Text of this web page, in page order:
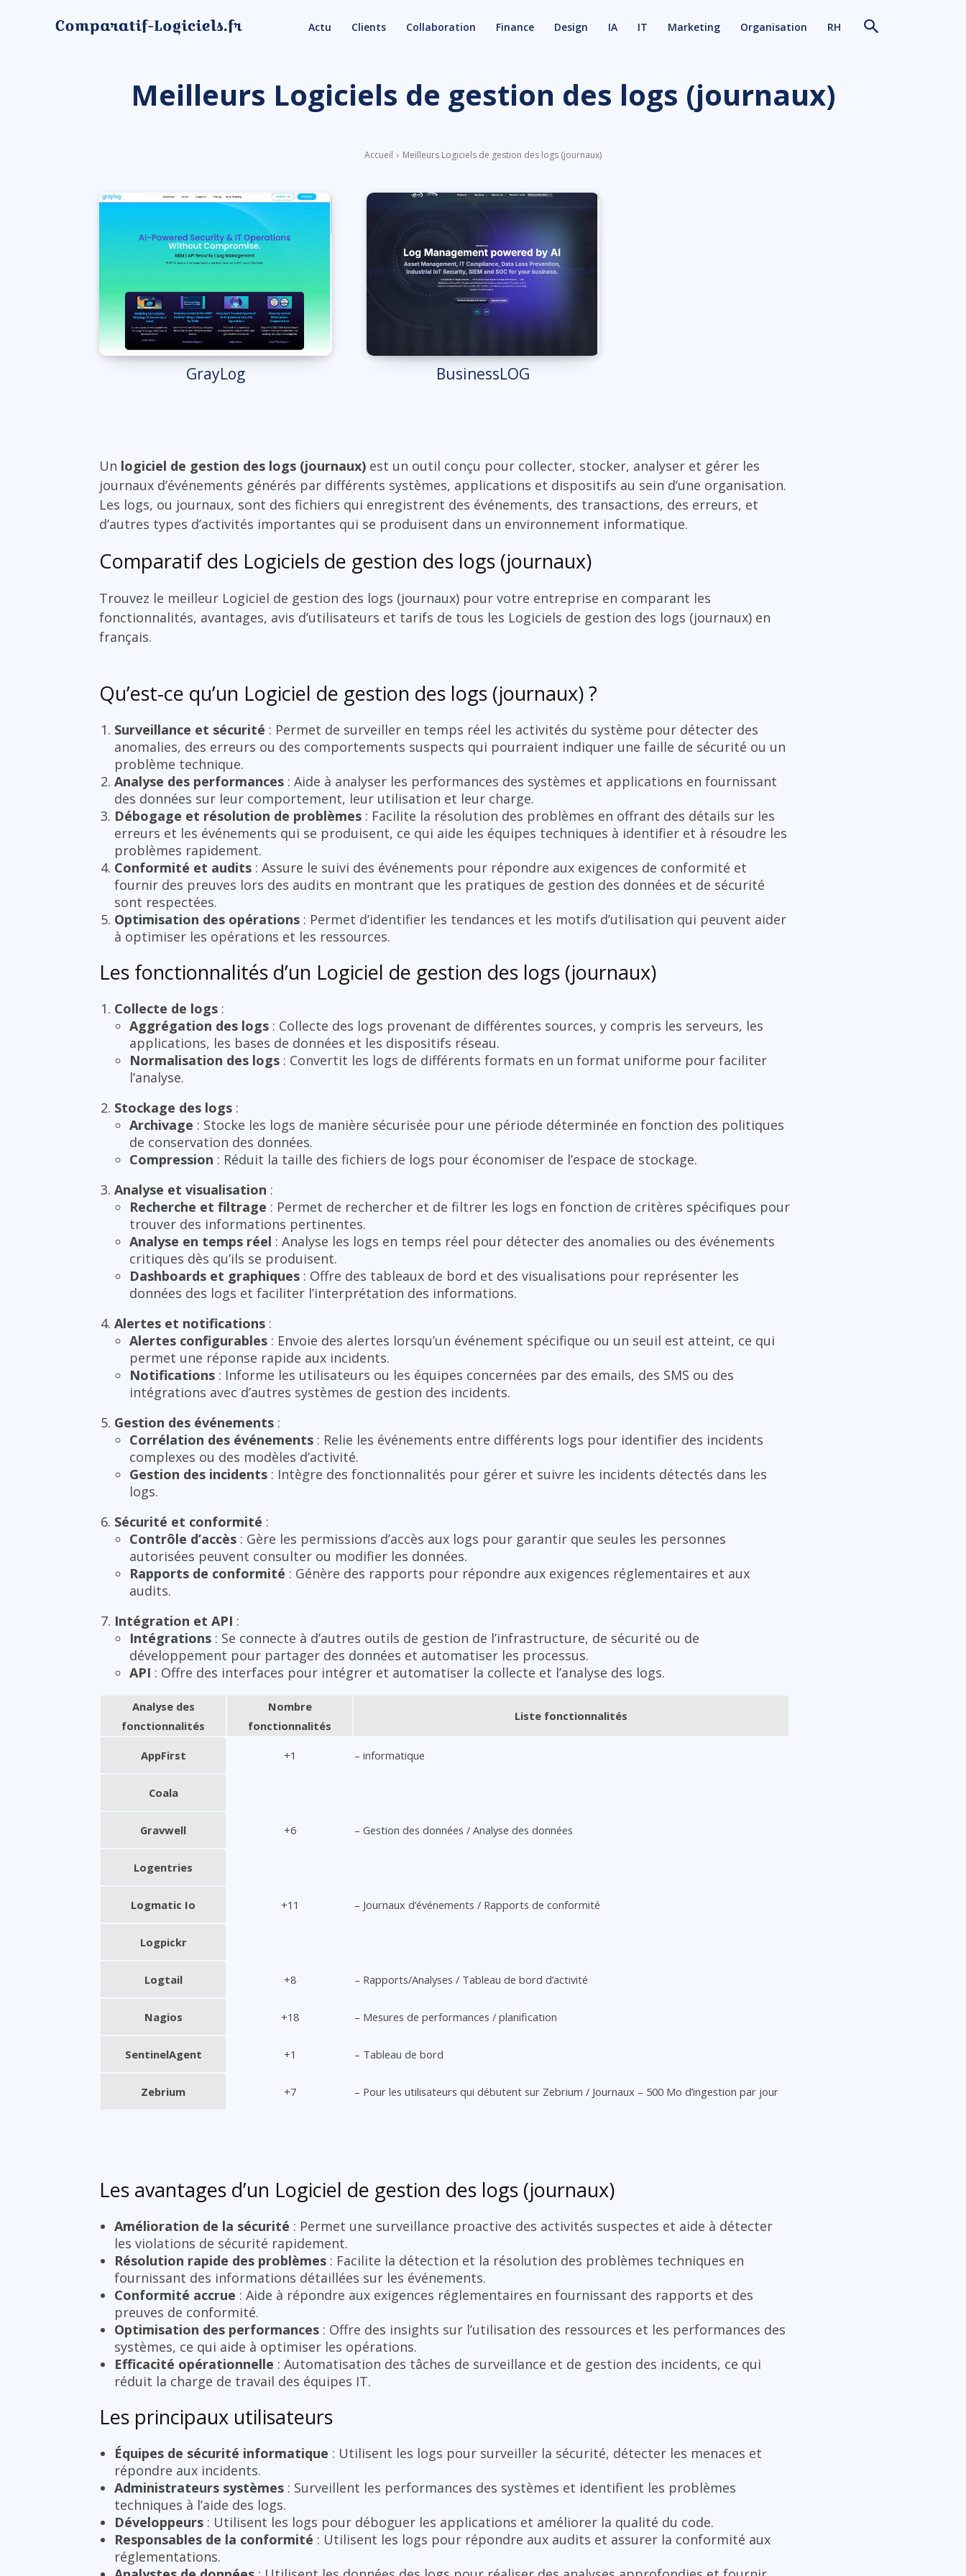
Actu Clients Collaboration Finance Design IA IT Marketing Organisation RH
Meilleurs Logiciels de gestion des logs (journaux)
Accueil Meilleurs Logiciels de gestion des logs (journaux)
GrayLog BusinessLOG
Un logiciel de gestion des logs (journaux) est un outil conçu pour collecter, stocker, analyser et gérer les
journaux d’événements générés par différents systèmes, applications et dispositifs au sein d’une organisation.
Les logs, ou journaux, sont des fichiers qui enregistrent des événements, des transactions, des erreurs, et
d’autres types d’activités importantes qui se produisent dans un environnement informatique.
Comparatif des Logiciels de gestion des logs (journaux)
Trouvez le meilleur Logiciel de gestion des logs (journaux) pour votre entreprise en comparant les
fonctionnalités, avantages, avis d’utilisateurs et tarifs de tous les Logiciels de gestion des logs (journaux) en
français.
Qu’est-ce qu’un Logiciel de gestion des logs (journaux) ?
Surveillance et sécurité : Permet de surveiller en temps réel les activités du système pour détecter des
anomalies, des erreurs ou des comportements suspects qui pourraient indiquer une faille de sécurité ou un
problème technique.
Analyse des performances : Aide à analyser les performances des systèmes et applications en fournissant
des données sur leur comportement, leur utilisation et leur charge.
Débogage et résolution de problèmes : Facilite la résolution des problèmes en offrant des détails sur les
erreurs et les événements qui se produisent, ce qui aide les équipes techniques à identifier et à résoudre les
problèmes rapidement.
Conformité et audits : Assure le suivi des événements pour répondre aux exigences de conformité et
fournir des preuves lors des audits en montrant que les pratiques de gestion des données et de sécurité
sont respectées.
Optimisation des opérations : Permet d’identifier les tendances et les motifs d’utilisation qui peuvent aider
à optimiser les opérations et les ressources.
Les fonctionnalités d’un Logiciel de gestion des logs (journaux)
Collecte de logs :
Aggrégation des logs : Collecte des logs provenant de différentes sources, y compris les serveurs, les
applications, les bases de données et les dispositifs réseau.
Normalisation des logs : Convertit les logs de différents formats en un format uniforme pour faciliter
l’analyse.
Stockage des logs :
Archivage : Stocke les logs de manière sécurisée pour une période déterminée en fonction des politiques
de conservation des données.
Compression : Réduit la taille des fichiers de logs pour économiser de l’espace de stockage.
Analyse et visualisation :
Recherche et filtrage : Permet de rechercher et de filtrer les logs en fonction de critères spécifiques pour
trouver des informations pertinentes.
Analyse en temps réel : Analyse les logs en temps réel pour détecter des anomalies ou des événements
critiques dès qu’ils se produisent.
Dashboards et graphiques : Offre des tableaux de bord et des visualisations pour représenter les
données des logs et faciliter l’interprétation des informations.
Alertes et notifications :
Alertes configurables : Envoie des alertes lorsqu’un événement spécifique ou un seuil est atteint, ce qui
permet une réponse rapide aux incidents.
Notifications : Informe les utilisateurs ou les équipes concernées par des emails, des SMS ou des
intégrations avec d’autres systèmes de gestion des incidents.
Gestion des événements :
Corrélation des événements : Relie les événements entre différents logs pour identifier des incidents
complexes ou des modèles d’activité.
Gestion des incidents : Intègre des fonctionnalités pour gérer et suivre les incidents détectés dans les
logs.
Sécurité et conformité :
Contrôle d’accès : Gère les permissions d’accès aux logs pour garantir que seules les personnes
autorisées peuvent consulter ou modifier les données.
Rapports de conformité : Génère des rapports pour répondre aux exigences réglementaires et aux
audits.
Intégration et API :
Intégrations : Se connecte à d’autres outils de gestion de l’infrastructure, de sécurité ou de
développement pour partager des données et automatiser les processus.
API : Offre des interfaces pour intégrer et automatiser la collecte et l’analyse des logs.
Analyse des
fonctionnalités
Nombre
fonctionnalités
Liste fonctionnalités
AppFirst +1 – informatique
Coala
Gravwell +6 – Gestion des données / Analyse des données
Logentries
Logmatic Io +11 – Journaux d’événements / Rapports de conformité
Logpickr
Logtail +8 – Rapports/Analyses / Tableau de bord d’activité
Nagios +18 – Mesures de performances / planification
SentinelAgent +1 – Tableau de bord
Zebrium +7 – Pour les utilisateurs qui débutent sur Zebrium / Journaux – 500 Mo d’ingestion par jour
Les avantages d’un Logiciel de gestion des logs (journaux)
Amélioration de la sécurité : Permet une surveillance proactive des activités suspectes et aide à détecter
les violations de sécurité rapidement.
Résolution rapide des problèmes : Facilite la détection et la résolution des problèmes techniques en
fournissant des informations détaillées sur les événements.
Conformité accrue : Aide à répondre aux exigences réglementaires en fournissant des rapports et des
preuves de conformité.
Optimisation des performances : Offre des insights sur l’utilisation des ressources et les performances des
systèmes, ce qui aide à optimiser les opérations.
Efficacité opérationnelle : Automatisation des tâches de surveillance et de gestion des incidents, ce qui
réduit la charge de travail des équipes IT.
Les principaux utilisateurs
Équipes de sécurité informatique : Utilisent les logs pour surveiller la sécurité, détecter les menaces et
répondre aux incidents.
Administrateurs systèmes : Surveillent les performances des systèmes et identifient les problèmes
techniques à l’aide des logs.
Développeurs : Utilisent les logs pour déboguer les applications et améliorer la qualité du code.
Responsables de la conformité : Utilisent les logs pour répondre aux audits et assurer la conformité aux
réglementations.